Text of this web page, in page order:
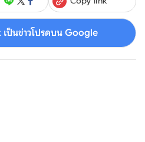
ป็นข่าวโปรดบน Google